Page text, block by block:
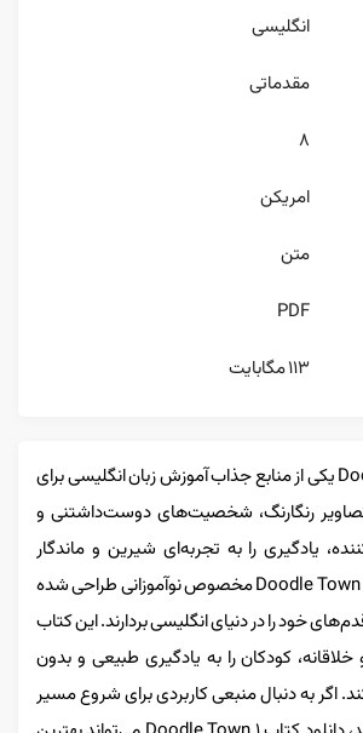
انگلیسی
مقدماتی
8
امریکن
متن
PDF
113 مگابایت
مجموعه Doodle Town یکی از منابع جذاب آموزش زبان انگلیسی برای
رنگارنگ، شخصیت‌های دوست‌داشتنی و
یادگیری را به تجربه‌ای شیرین و ماندگار
تبدیل می‌کند. سطح Doodle Town 1 مخصوص نوآموزانی طراحی شده
خود را در دنیای انگلیسی بردارند. این کتاب
کودکان را به یادگیری طبیعی و بدون
به دنبال منبعی کاربردی برای شروع مسیر